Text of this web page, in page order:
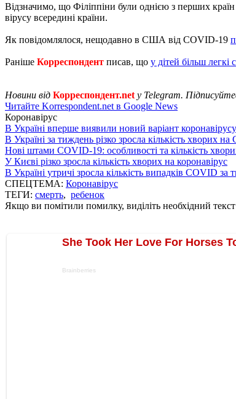
Відзначимо, що Філіппіни були однією з перших країн
вірусу всередині країни.
Як повідомлялося, нещодавно в США від COVID-19
Раніше Корреспондент писав, що у дітей більш легкі
Новини від Корреспондент.net у Telegram.
Читайте Korrespondent.net в Google News
Коронавірус
В Україні вперше виявили новий варіант
В Україні за тиждень різко зросла кількість хворих
Нові штами COVID-19: особливості та кількість
У Києві різко зросла кількість хворих на коронавірус
В Україні утричі зросла кількість випадків COVID за
СПЕЦТЕМА: Коронавірус
ТЕГИ: смерть, ребенок
Якщо ви помітили помилку, виділіть необхідний